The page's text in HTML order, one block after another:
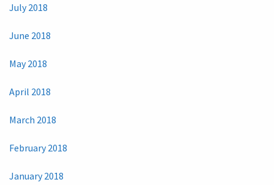
July 2018
June 2018
May 2018
April 2018
March 2018
February 2018
January 2018